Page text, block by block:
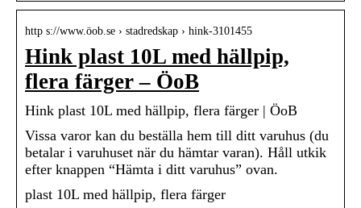
http s://www.öob.se › stadredskap › hink-3101455
Hink plast 10L med hällpip,
flera färger – ÖoB
Hink plast 10L med hällpip, flera färger | ÖoB
Vissa varor kan du beställa hem till ditt varuhus (du
betalar i varuhuset när du hämtar varan). Håll utkik
efter knappen “Hämta i ditt varuhus” ovan.
plast 10L med hällpip, flera färger